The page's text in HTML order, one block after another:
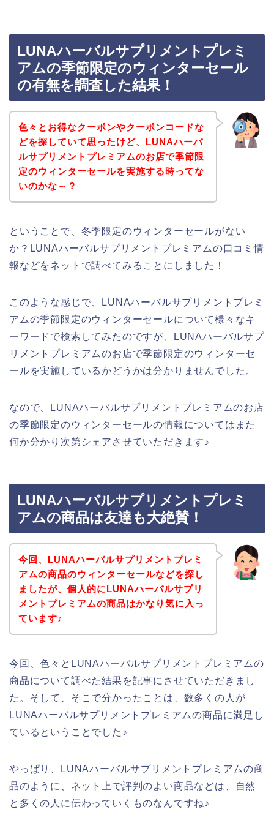
LUNAハーバルサプリメントプレミ
アムの季節限定のウィンターセール
の有無を調査した結果！
色々とお得なクーポンやクーポンコードな
どを探していて思ったけど、LUNAハーバ
ルサプリメントプレミアムのお店で季節限
定のウィンターセールを実施する時ってな
いのかな～？
ということで、冬季限定のウィンターセールがない
か？LUNAハーバルサプリメントプレミアムの口コミ情
報などをネットで調べてみることにしました！
このような感じで、LUNAハーバルサプリメントプレミ
アムの季節限定のウィンターセールについて様々なキ
ーワードで検索してみたのですが、LUNAハーバルサプ
リメントプレミアムのお店で季節限定のウィンターセ
ールを実施しているかどうかは分かりませんでした。
なので、LUNAハーバルサプリメントプレミアムのお店
の季節限定のウィンターセールの情報についてはまた
何か分かり次第シェアさせていただきます♪
LUNAハーバルサプリメントプレミ
アムの商品は友達も大絶賛！
今回、LUNAハーバルサプリメントプレミ
アムの商品のウィンターセールなどを探し
ましたが、個人的にLUNAハーバルサプリ
メントプレミアムの商品はかなり気に入っ
ています♪
今回、色々とLUNAハーバルサプリメントプレミアムの
商品について調べた結果を記事にさせていただきまし
た。そして、そこで分かったことは、数多くの人が
LUNAハーバルサプリメントプレミアムの商品に満足し
ているということでした♪
やっぱり、LUNAハーバルサプリメントプレミアムの商
品のように、ネット上で評判のよい商品などは、自然
と多くの人に伝わっていくものなんですね♪